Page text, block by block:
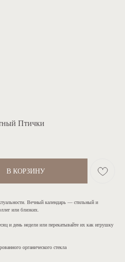
Птички
В КОРЗИНУ
Вечный календарь — стильный и
или близких.
и день недели или перекатывайте их как игрушку
органического стекла